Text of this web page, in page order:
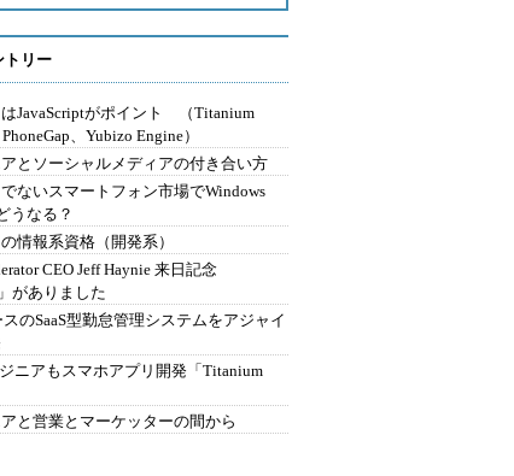
トリー
JavaScriptがポイント （Titanium
、Yubizo Engine）
とソーシャルメディアの付き合い方
ないスマートフォン市場でWindows
うなる？
情報系資格（開発系）
CEO Jeff Haynie 来日記念
がありました
のSaaS型勤怠管理システムをアジャイ
ニアもスマホアプリ開発「Titanium
と営業とマーケッターの間から